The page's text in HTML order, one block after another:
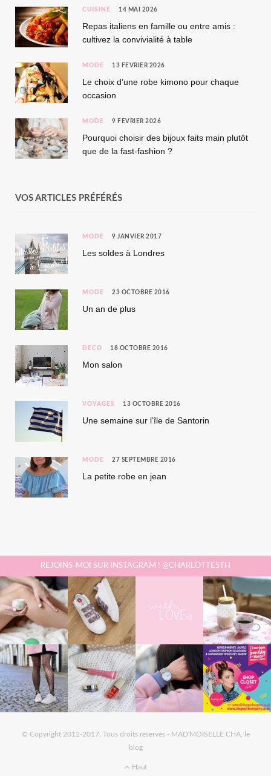
CUISINE 14 MAI 2026
Repas italiens en famille ou entre amis :
cultivez la convivialité à table
MODE 13 FÉVRIER 2026
Le choix d’une robe kimono pour chaque
occasion
MODE 9 FÉVRIER 2026
Pourquoi choisir des bijoux faits main plutôt
que de la fast-fashion ?
VOS ARTICLES PRÉFÉRÉS
MODE 9 JANVIER 2017
Les soldes à Londres
MODE 23 OCTOBRE 2016
Un an de plus
DÉCO 18 OCTOBRE 2016
Mon salon
VOYAGES 13 OCTOBRE 2016
Une semaine sur l’île de Santorin
MODE 27 SEPTEMBRE 2016
La petite robe en jean
REJOINS-MOI SUR INSTAGRAM ! @CHARLOTTESTH
© Copyright 2012-2017. Tous droits réservés - MAD'MOISELLE CHA, le
blog
Haut